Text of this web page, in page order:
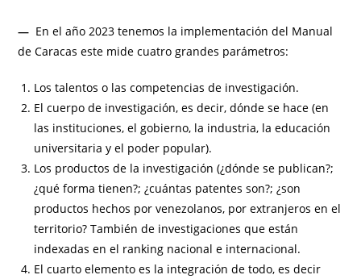
— En el año 2023 tenemos la implementación del Manual
de Caracas este mide cuatro grandes parámetros:
Los talentos o las competencias de investigación.
El cuerpo de investigación, es decir, dónde se hace (en
las instituciones, el gobierno, la industria, la educación
universitaria y el poder popular).
Los productos de la investigación (¿dónde se publican?;
¿qué forma tienen?; ¿cuántas patentes son?; ¿son
productos hechos por venezolanos, por extranjeros en el
territorio? También de investigaciones que están
indexadas en el ranking nacional e internacional.
El cuarto elemento es la integración de todo, es decir